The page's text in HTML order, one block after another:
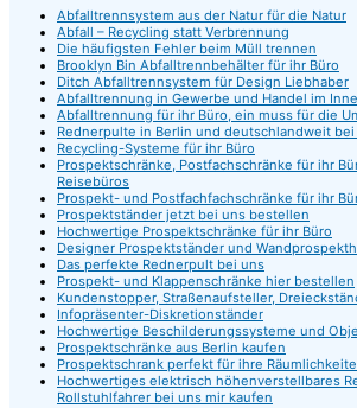
Abfalltrennsystem aus der Natur für die Natur
Abfall – Recycling statt Verbrennung
Die häufigsten Fehler beim Müll trennen
Brooklyn Bin Abfalltrennbehälter für ihr Büro
Ditch Abfalltrennsystem für Design Liebhaber
Abfalltrennung in Gewerbe und Handel im
Abfalltrennung für ihr Büro, ein muss für die
Rednerpulte in Berlin und deutschlandweit
Recycling-Systeme für ihr Büro
Prospektschränke, Postfachschränke für ihr
Reisebüros
Prospekt- und Postfachfachschränke für ihr
Prospektständer jetzt bei uns bestellen
Hochwertige Prospektschränke für ihr Büro
Designer Prospektständer und
Das perfekte Rednerpult bei uns
Prospekt- und Klappenschränke hier bestellen
Kundenstopper, Straßenaufsteller,
Infopräsenter-Diskretionständer
Hochwertige Beschilderungssysteme und
Prospektschränke aus Berlin kaufen
Prospektschrank perfekt für ihre
Hochwertiges elektrisch höhenverstellbares
Rollstuhlfahrer bei uns mir kaufen